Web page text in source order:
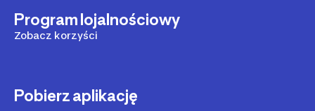
Program lojalnościowy
Zobacz korzyści
Pobierz aplikację